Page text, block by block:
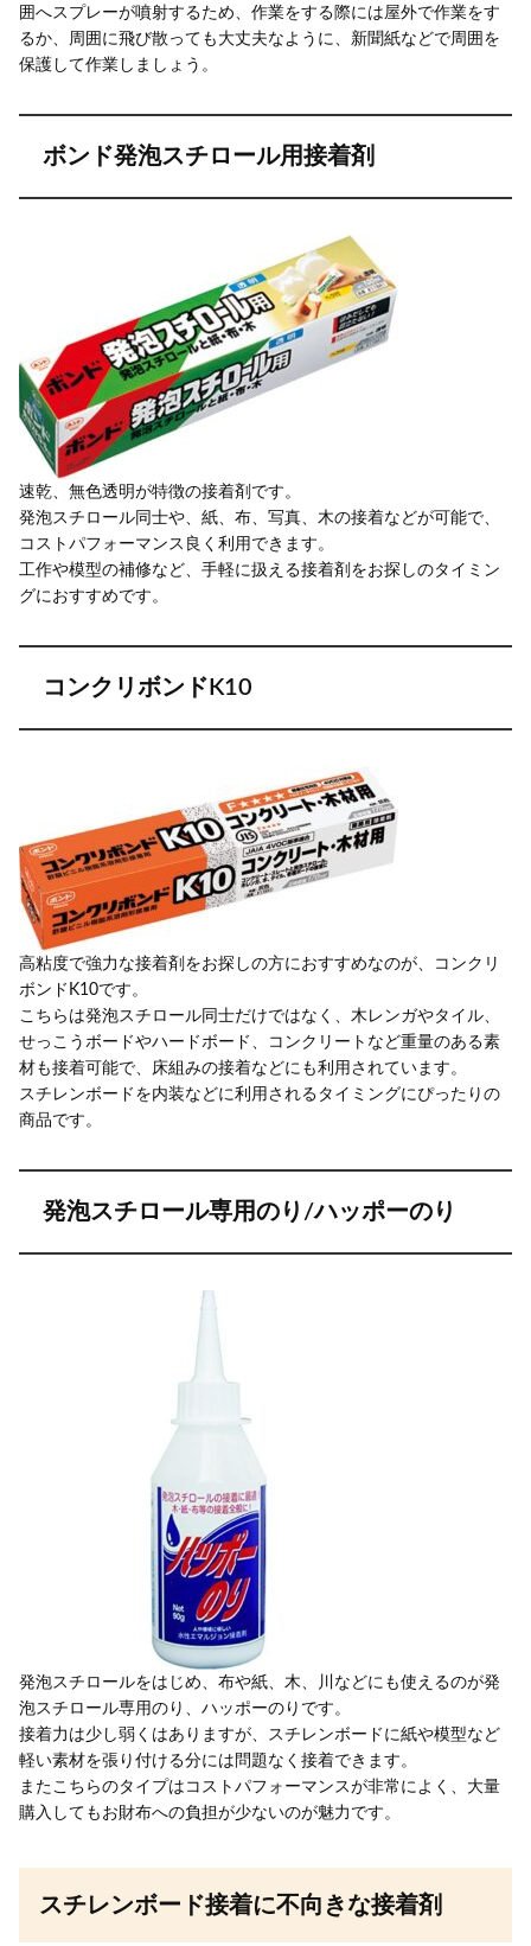
囲へスプレーが噴射するため、作業をする際には屋外で作業をす
るか、周囲に飛び散っても大丈夫なように、新聞紙などで周囲を
保護して作業しましょう。
ボンド発泡スチロール用接着剤
速乾、無色透明が特徴の接着剤です。
発泡スチロール同士や、紙、布、写真、木の接着などが可能で、
コストパフォーマンス良く利用できます。
工作や模型の補修など、手軽に扱える接着剤をお探しのタイミン
グにおすすめです。
コンクリボンドK10
高粘度で強力な接着剤をお探しの方におすすめなのが、コンクリ
ボンドK10です。
こちらは発泡スチロール同士だけではなく、木レンガやタイル、
せっこうボードやハードボード、コンクリートなど重量のある素
材も接着可能で、床組みの接着などにも利用されています。
スチレンボードを内装などに利用されるタイミングにぴったりの
商品です。
発泡スチロール専用のり/ハッポーのり
発泡スチロールをはじめ、布や紙、木、川などにも使えるのが発
泡スチロール専用のり、ハッポーのりです。
接着力は少し弱くはありますが、スチレンボードに紙や模型など
軽い素材を張り付ける分には問題なく接着できます。
またこちらのタイプはコストパフォーマンスが非常によく、大量
購入してもお財布への負担が少ないのが魅力です。
スチレンボード接着に不向きな接着剤